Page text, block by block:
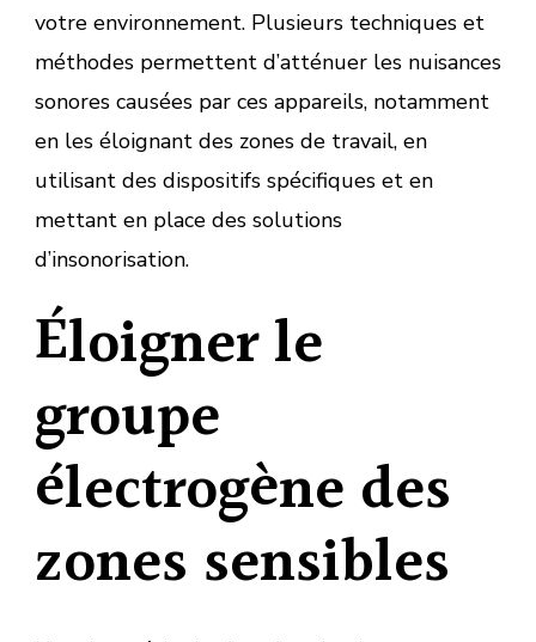
votre environnement. Plusieurs techniques et
méthodes permettent d’atténuer les nuisances
sonores causées par ces appareils, notamment
en les éloignant des zones de travail, en
utilisant des dispositifs spécifiques et en
mettant en place des solutions
d’insonorisation.
Éloigner le
groupe
électrogène des
zones sensibles